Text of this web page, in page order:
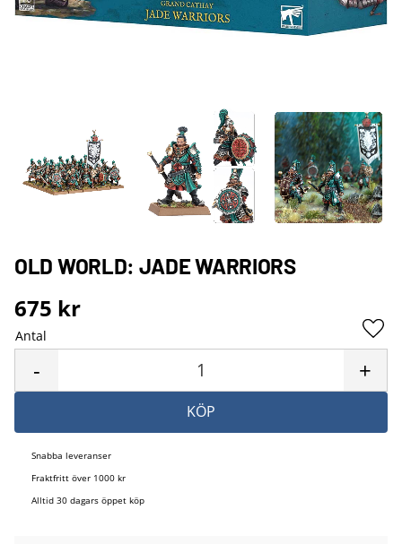
OLD WORLD: JADE WARRIORS
675 kr
Antal
+
-
KÖP
Snabba leveranser
Fraktfritt över 1000 kr
Alltid 30 dagars öppet köp